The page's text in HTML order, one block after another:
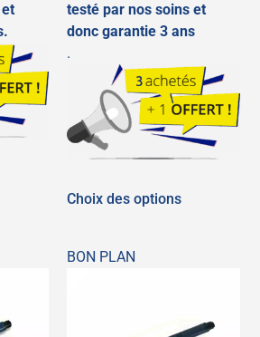
testé par nos soins et
donc garantie 3 ans
.
Choix des options
BON PLAN